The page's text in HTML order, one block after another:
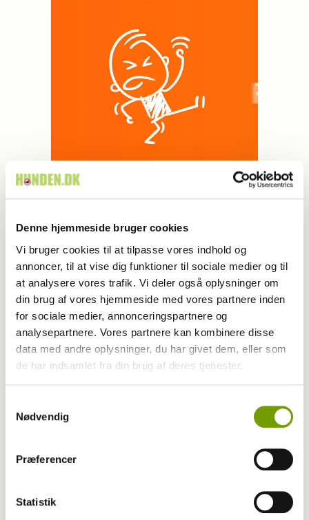
Denne hjemmeside bruger cookies
Vi bruger cookies til at tilpasse vores indhold og
annoncer, til at vise dig funktioner til sociale medier og til
at analysere vores trafik. Vi deler også oplysninger om
din brug af vores hjemmeside med vores partnere inden
for sociale medier, annonceringspartnere og
analysepartnere. Vores partnere kan kombinere disse
data med andre oplysninger, du har givet dem, eller som
de har indsamlet fra din brug af deres tjenester.
Nødvendig
Præferencer
Statistik
MEST LÆSTE
Aktuelt
Farvel til verdens ældste hund